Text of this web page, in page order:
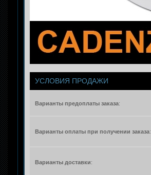
УСЛОВИЯ ПРОДАЖИ
Варианты предоплаты заказа:
Варианты оплаты при получении заказа:
Варианты доставки: